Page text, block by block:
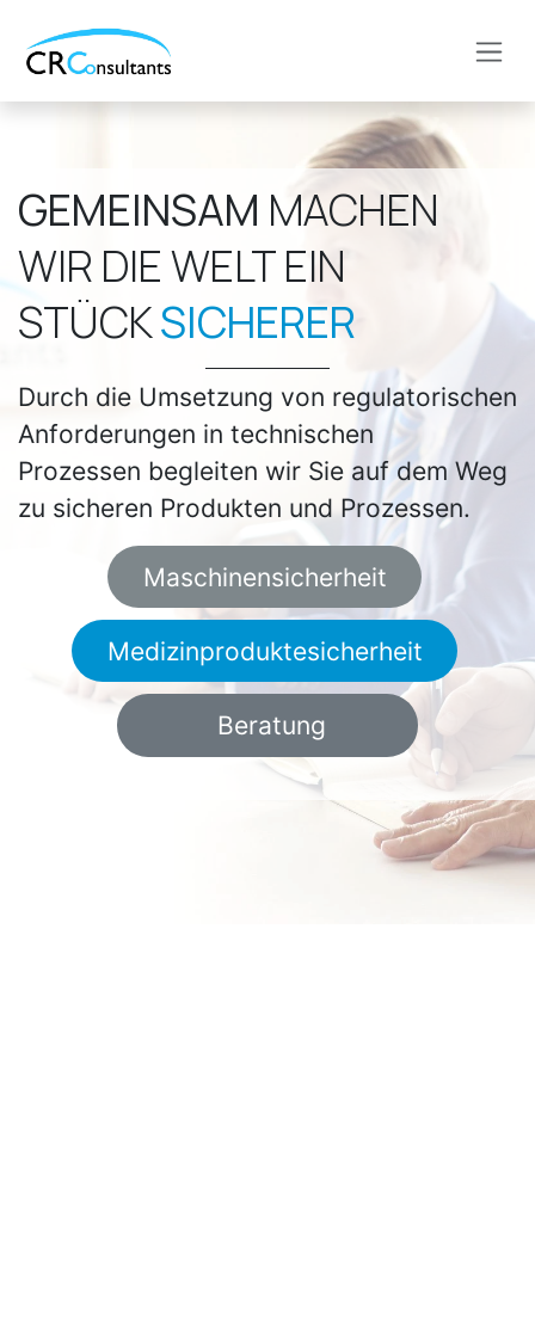
GEMEINSAM MACHEN
WIR DIE WELT EIN
STÜCKSICHERER
Durch die Umsetzung von regulatorischen
Anforderungen in technischen
Prozessen begleiten wir Sie auf dem Weg
zu sicheren Produkten und Prozessen.
Maschinensicherheit
Medizinproduktesicherheit​​​​
Beratung